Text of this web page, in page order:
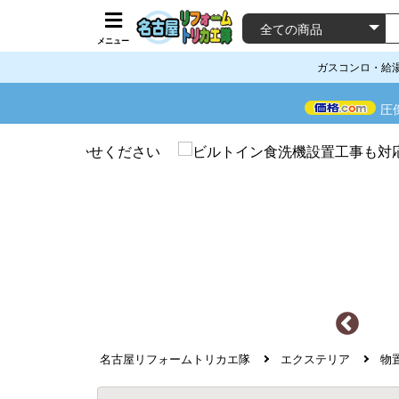
メニュー
ガスコンロ・給
圧
名古屋リフォームトリカエ隊 エクステリア 物